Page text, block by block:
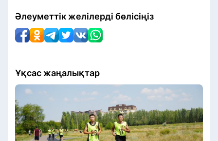
Әлеуметтік желілерді бөлісіңіз
Ұқсас жаңалықтар